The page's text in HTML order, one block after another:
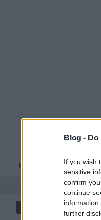
Blog -
If you wish
sensitive
confirm
continue
information
further
KERESÉS